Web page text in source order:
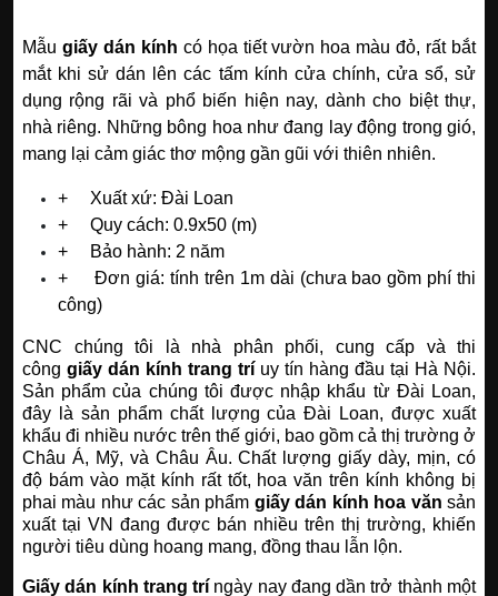
Mẫu giấy dán kính có họa tiết vườn hoa màu đỏ, rất bắt
mắt khi sử dán lên các tấm kính cửa chính, cửa sổ, sử
dụng rộng rãi và phổ biến hiện nay, dành cho biệt thự,
nhà riêng. Những bông hoa như đang lay động trong gió,
mang lại cảm giác thơ mộng gần gũi với thiên nhiên.
+ Xuất xứ: Đài Loan
+ Quy cách: 0.9x50 (m)
+ Bảo hành: 2 năm
+Đơn giá: tính trên 1m dài (chưa bao gồm phí thi
công)
CNC chúng tôi là nhà phân phối, cung cấp và thi
công giấy dán kính trang trí uy tín hàng đầu tại Hà Nội.
Sản phẩm của chúng tôi được nhập khẩu từ Đài Loan,
đây là sản phẩm chất lượng của Đài Loan, được xuất
khẩu đi nhiều nước trên thế giới, bao gồm cả thị trường ở
Châu Á, Mỹ, và Châu Âu. Chất lượng giấy dày, mịn, có
độ bám vào mặt kính rất tốt, hoa văn trên kính không bị
phai màu như các sản phẩm giấy dán kính hoa văn sản
xuất tại VN đang được bán nhiều trên thị trường, khiến
người tiêu dùng hoang mang, đồng thau lẫn lộn.
Giấy dán kính trang trí ngày nay đang dần trở thành một